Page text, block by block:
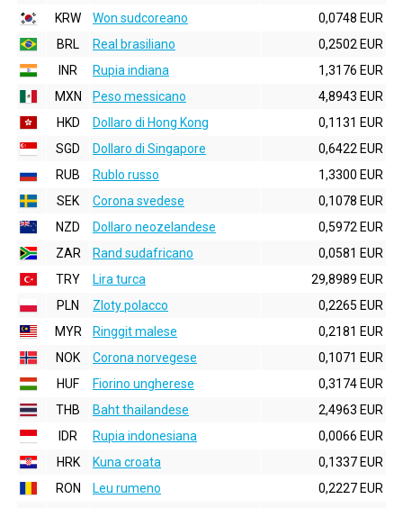
KRW
Won sudcoreano
0,0748 EUR
BRL
Real brasiliano
0,2502 EUR
INR
Rupia indiana
1,3176 EUR
MXN
Peso messicano
4,8943 EUR
HKD
Dollaro di Hong Kong
0,1131 EUR
SGD
Dollaro di Singapore
0,6422 EUR
RUB
Rublo russo
1,3300 EUR
SEK
Corona svedese
0,1078 EUR
NZD
Dollaro neozelandese
0,5972 EUR
ZAR
Rand sudafricano
0,0581 EUR
TRY
Lira turca
29,8989 EUR
PLN
Zloty polacco
0,2265 EUR
MYR
Ringgit malese
0,2181 EUR
NOK
Corona norvegese
0,1071 EUR
HUF
Fiorino ungherese
0,3174 EUR
THB
Baht thailandese
2,4963 EUR
IDR
Rupia indonesiana
0,0066 EUR
HRK
Kuna croata
0,1337 EUR
RON
Leu rumeno
0,2227 EUR